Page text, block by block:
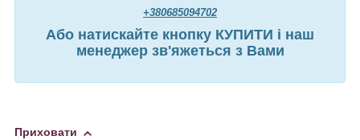
+380685094702
Або натискайте кнопку КУПИТИ і наш
менеджер зв'яжеться з Вами
Приховати